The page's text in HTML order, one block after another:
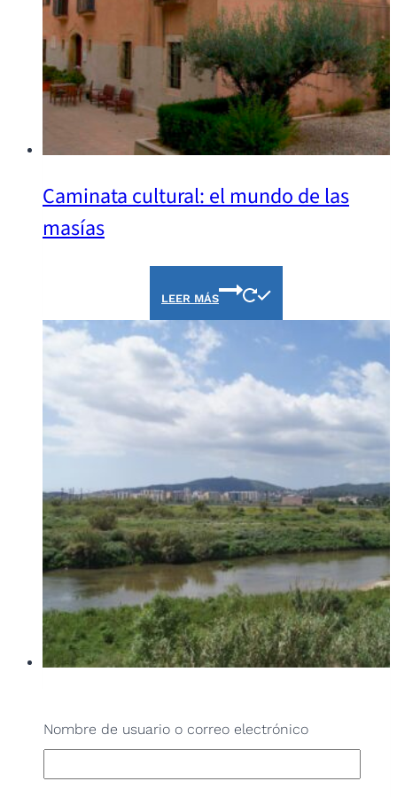
Caminata cultural: el mundo de las
masías
LEER MÁS
LEER MÁS
Nombre de usuario o correo electrónico